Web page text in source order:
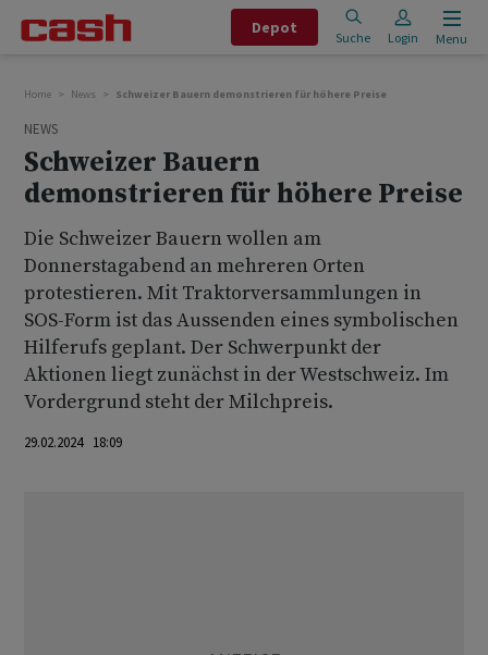
Depot
Suche Login Menu
Home News Schweizer Bauern demonstrieren für höhere Preise
NEWS
Schweizer Bauern
demonstrieren für höhere Preise
Die Schweizer Bauern wollen am
Donnerstagabend an mehreren Orten
protestieren. Mit Traktorversammlungen in
SOS-Form ist das Aussenden eines symbolischen
Hilferufs geplant. Der Schwerpunkt der
Aktionen liegt zunächst in der Westschweiz. Im
Vordergrund steht der Milchpreis.
29.02.2024 18:09